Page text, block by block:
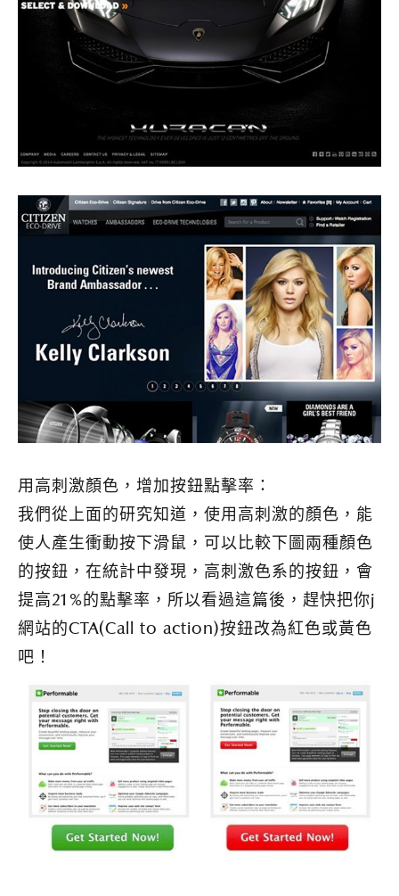
用高刺激顏色，增加按鈕點擊率：
我們從上面的研究知道，使用高刺激的顏色，能
使人產生衝動按下滑鼠，可以比較下圖兩種顏色
的按鈕，在統計中發現，高刺激色系的按鈕，會
提高21%的點擊率，所以看過這篇後，趕快把你j
網站的CTA(Call to action)按鈕改為紅色或黃色
吧！